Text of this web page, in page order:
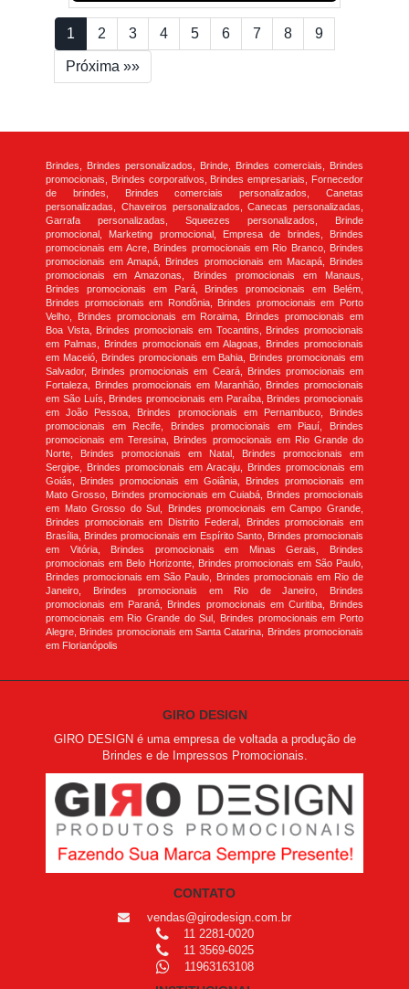
1 2 3 4 5 6 7 8 9
Próxima »»
Brindes, Brindes personalizados, Brinde, Brindes comerciais, Brindes
promocionais, Brindes corporativos, Brindes empresariais, Fornecedor
de brindes, Brindes comerciais personalizados, Canetas
personalizadas, Chaveiros personalizados, Canecas personalizadas,
Garrafa personalizadas, Squeezes personalizados, Brinde
promocional, Marketing promocional, Empresa de brindes, Brindes
promocionais em Acre, Brindes promocionais em Rio Branco, Brindes
promocionais em Amapá, Brindes promocionais em Macapá, Brindes
promocionais em Amazonas, Brindes promocionais em Manaus,
Brindes promocionais em Pará, Brindes promocionais em Belém,
Brindes promocionais em Rondônia, Brindes promocionais em Porto
Velho, Brindes promocionais em Roraima, Brindes promocionais em
Boa Vista, Brindes promocionais em Tocantins, Brindes promocionais
em Palmas, Brindes promocionais em Alagoas, Brindes promocionais
em Maceió, Brindes promocionais em Bahia, Brindes promocionais em
Salvador, Brindes promocionais em Ceará, Brindes promocionais em
Fortaleza, Brindes promocionais em Maranhão, Brindes promocionais
em São Luís, Brindes promocionais em Paraíba, Brindes promocionais
em João Pessoa, Brindes promocionais em Pernambuco, Brindes
promocionais em Recife, Brindes promocionais em Piauí, Brindes
promocionais em Teresina, Brindes promocionais em Rio Grande do
Norte, Brindes promocionais em Natal, Brindes promocionais em
Sergipe, Brindes promocionais em Aracaju, Brindes promocionais em
Goiás, Brindes promocionais em Goiânia, Brindes promocionais em
Mato Grosso, Brindes promocionais em Cuiabá, Brindes promocionais
em Mato Grosso do Sul, Brindes promocionais em Campo Grande,
Brindes promocionais em Distrito Federal, Brindes promocionais em
Brasília, Brindes promocionais em Espírito Santo, Brindes promocionais
em Vitória, Brindes promocionais em Minas Gerais, Brindes
promocionais em Belo Horizonte, Brindes promocionais em São Paulo,
Brindes promocionais em São Paulo, Brindes promocionais em Rio de
Janeiro, Brindes promocionais em Rio de Janeiro, Brindes
promocionais em Paraná, Brindes promocionais em Curitiba, Brindes
promocionais em Rio Grande do Sul, Brindes promocionais em Porto
Alegre, Brindes promocionais em Santa Catarina, Brindes promocionais
em Florianópolis
GIRO DESIGN
GIRO DESIGN é uma empresa de voltada a produção de
Brindes e de Impressos Promocionais.
CONTATO
vendas@girodesign.com.br
11 2281-0020
11 3569-6025
11963163108